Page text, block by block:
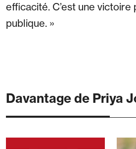
efficacité. C’est une victoire
publique. »
Davantage de Priya